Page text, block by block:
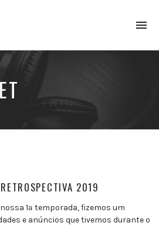
2019
1ª temporada, fizemos um
e anúncios que tivemos durante o